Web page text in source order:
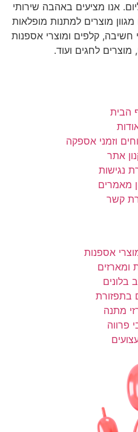
אנו מציעים באהבה שירותי
מגוון מוצרים למתנות מופלאות
קלפים ומוצרי אספנות
מוצרים לחגים ועוד.
הבית
וזמני אספקה
אתר
נגישות
מאמרים
קשר
אספנות
ומארזים
בלונים
בתפזורת
מתנה
פרווה